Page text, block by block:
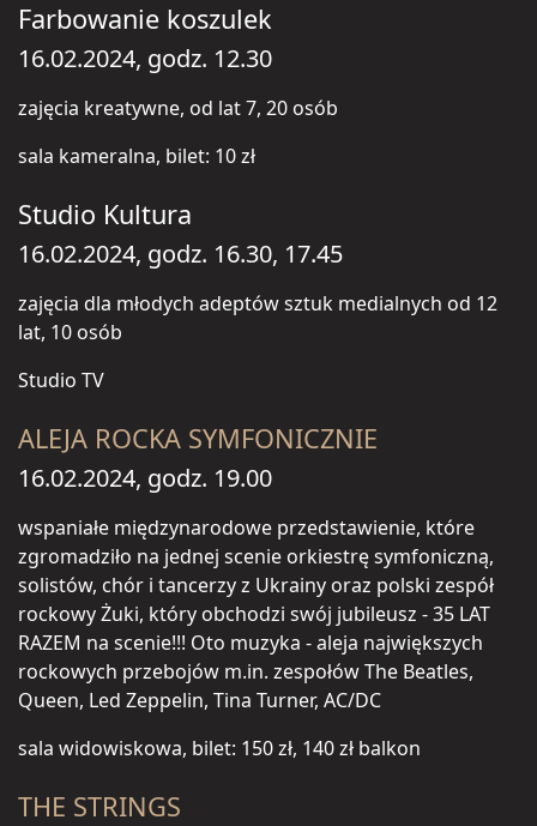
Farbowanie koszulek
16.02.2024, godz. 12.30
zajęcia kreatywne, od lat 7, 20 osób
sala kameralna, bilet: 10 zł
Studio Kultura
16.02.2024, godz. 16.30, 17.45
zajęcia dla młodych adeptów sztuk medialnych od 12
lat, 10 osób
Studio TV
ALEJA ROCKA SYMFONICZNIE
16.02.2024, godz. 19.00
wspaniałe międzynarodowe przedstawienie, które
zgromadziło na jednej scenie orkiestrę symfoniczną,
solistów, chór i tancerzy z Ukrainy oraz polski zespół
rockowy Żuki, który obchodzi swój jubileusz - 35 LAT
RAZEM na scenie!!! Oto muzyka - aleja największych
rockowych przebojów m.in. zespołów The Beatles,
Queen, Led Zeppelin, Tina Turner, AC/DC
sala widowiskowa, bilet: 150 zł, 140 zł balkon
THE STRINGS